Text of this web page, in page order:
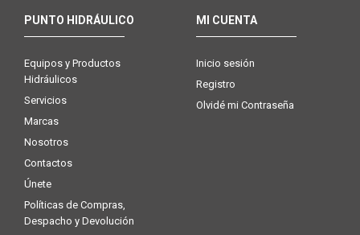
PUNTO HIDRÁULICO
Equipos y Productos
Hidráulicos
Servicios
Marcas
Nosotros
Contactos
Únete
Políticas de Compras,
Despacho y Devolución
MI CUENTA
Inicio sesión
Registro
Olvidé mi Contraseña